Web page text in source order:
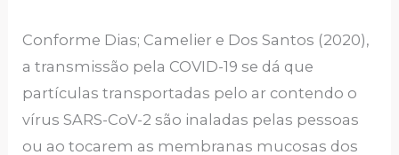
Conforme Dias; Camelier e Dos Santos (2020),
a transmissão pela COVID-19 se dá que
partículas transportadas pelo ar contendo o
vírus SARS-CoV-2 são inaladas pelas pessoas
ou ao tocarem as membranas mucosas dos